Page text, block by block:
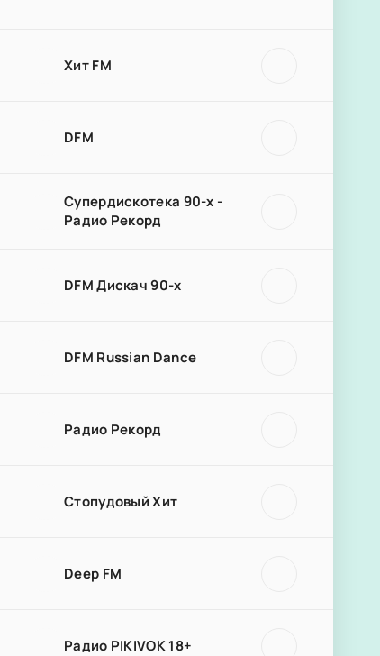
Хит FM
DFM
Супердискотека 90-х -
Радио Рекорд
DFM Дискач 90-х
DFM Russian Dance
Радио Рекорд
Стопудовый Хит
Deep FM
Радио PIKIVOK 18+